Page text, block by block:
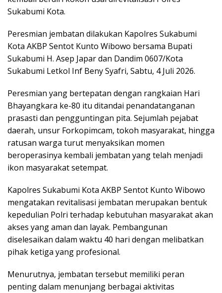
Sukabumi Kota.
Peresmian jembatan dilakukan Kapolres Sukabumi
Kota AKBP Sentot Kunto Wibowo bersama Bupati
Sukabumi H. Asep Japar dan Dandim 0607/Kota
Sukabumi Letkol Inf Beny Syafri, Sabtu, 4 Juli 2026.
Peresmian yang bertepatan dengan rangkaian Hari
Bhayangkara ke-80 itu ditandai penandatanganan
prasasti dan pengguntingan pita. Sejumlah pejabat
daerah, unsur Forkopimcam, tokoh masyarakat, hingga
ratusan warga turut menyaksikan momen
beroperasinya kembali jembatan yang telah menjadi
ikon masyarakat setempat.
Kapolres Sukabumi Kota AKBP Sentot Kunto Wibowo
mengatakan revitalisasi jembatan merupakan bentuk
kepedulian Polri terhadap kebutuhan masyarakat akan
akses yang aman dan layak. Pembangunan
diselesaikan dalam waktu 40 hari dengan melibatkan
pihak ketiga yang profesional.
Menurutnya, jembatan tersebut memiliki peran
penting dalam menunjang berbagai aktivitas